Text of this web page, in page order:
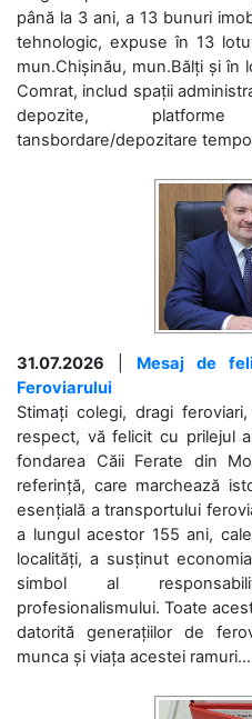
până la 3 ani, a 13 bunuri
tehnologic, expuse în 13
mun.Chișinău, mun.Bălți și în
Comrat, includ spații
depozite,
tansbordare/depozitare
31.07.2026
Mesaj de
Feroviarului
Stimați colegi, dragi
respect, vă felicit cu prilejul
fondarea Căii Ferate din
referință, care marchează
esențială a transportului
a lungul acestor 155 ani,
localități, a susținut
simbol al
profesionalismului. Toate
datorită generațiilor de
munca și viața acestei